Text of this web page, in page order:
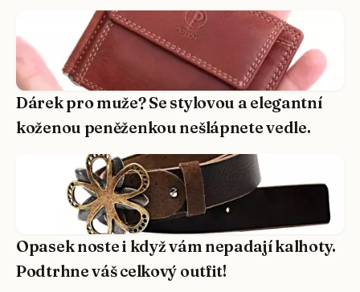
Dárek pro muže? Se stylovou a elegantní
koženou peněženkou nešlápnete vedle.
Opasek noste i když vám nepadají kalhoty.
Podtrhne váš celkový outfit!